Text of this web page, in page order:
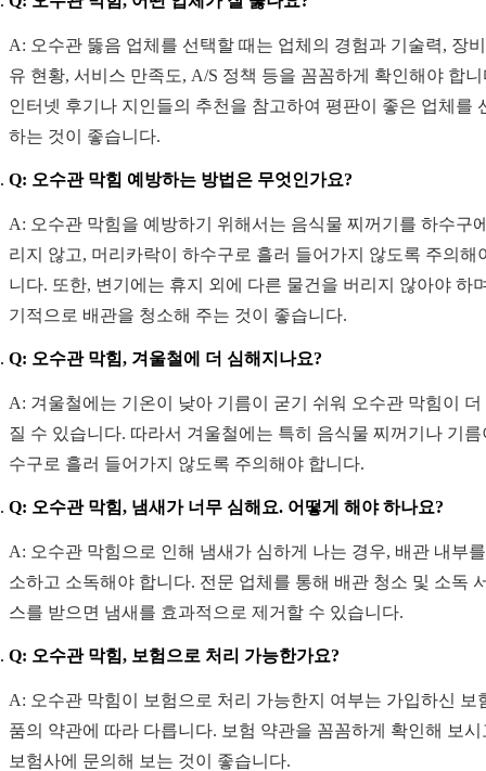
A: 오수관 뚫음 업체를 선택할 때는 업체의 경험과 기술력, 장
유 현황, 서비스 만족도, A/S 정책 등을 꼼꼼하게 확인해야 합니
인터넷 후기나 지인들의 추천을 참고하여 평판이 좋은 업체를
하는 것이 좋습니다.
Q: 오수관 막힘 예방하는 방법은 무엇인가요?
A: 오수관 막힘을 예방하기 위해서는 음식물 찌꺼기를 하수구
리지 않고, 머리카락이 하수구로 흘러 들어가지 않도록 주의해
니다. 또한, 변기에는 휴지 외에 다른 물건을 버리지 않아야 하
기적으로 배관을 청소해 주는 것이 좋습니다.
Q: 오수관 막힘, 겨울철에 더 심해지나요?
A: 겨울철에는 기온이 낮아 기름이 굳기 쉬워 오수관 막힘이 더
질 수 있습니다. 따라서 겨울철에는 특히 음식물 찌꺼기나 기름
수구로 흘러 들어가지 않도록 주의해야 합니다.
Q: 오수관 막힘, 냄새가 너무 심해요. 어떻게 해야 하나요?
A: 오수관 막힘으로 인해 냄새가 심하게 나는 경우, 배관 내부
소하고 소독해야 합니다. 전문 업체를 통해 배관 청소 및 소독
스를 받으면 냄새를 효과적으로 제거할 수 있습니다.
Q: 오수관 막힘, 보험으로 처리 가능한가요?
A: 오수관 막힘이 보험으로 처리 가능한지 여부는 가입하신 보
품의 약관에 따라 다릅니다. 보험 약관을 꼼꼼하게 확인해 보시
보험사에 문의해 보는 것이 좋습니다.